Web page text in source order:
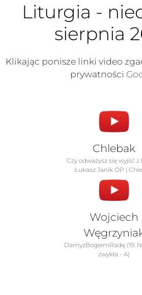
Liturgia -
sierpnia
Klikając ponisze linki video
prywatności
Chlebak
Czy odważysz się wyjść z
Łukasz Janik OP |
Wojciech
DamyzBogiemRadę (19.
zwykła - A)